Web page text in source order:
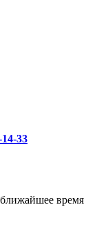
33
время